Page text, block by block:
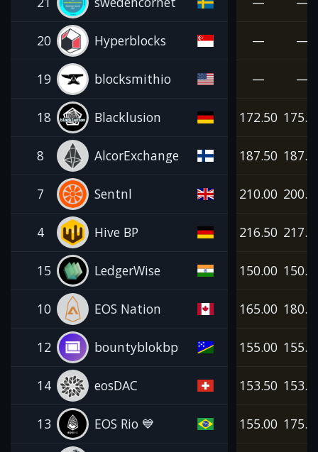
20 Hyperblocks — —
19 blocksmithio — —
18 Blacklusion 172.50
8 AlcorExchange 187.50
7 Sentnl 210.00
4 Hive BP 216.50
15 LedgerWise 150.00
10 EOS Nation 165.00
12 bountyblokbp 155.00
14 eosDAC 153.50
13 EOS Rio 💙 155.00